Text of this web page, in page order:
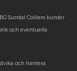
Sundal Colliers kunder
och eventuella
och hantera